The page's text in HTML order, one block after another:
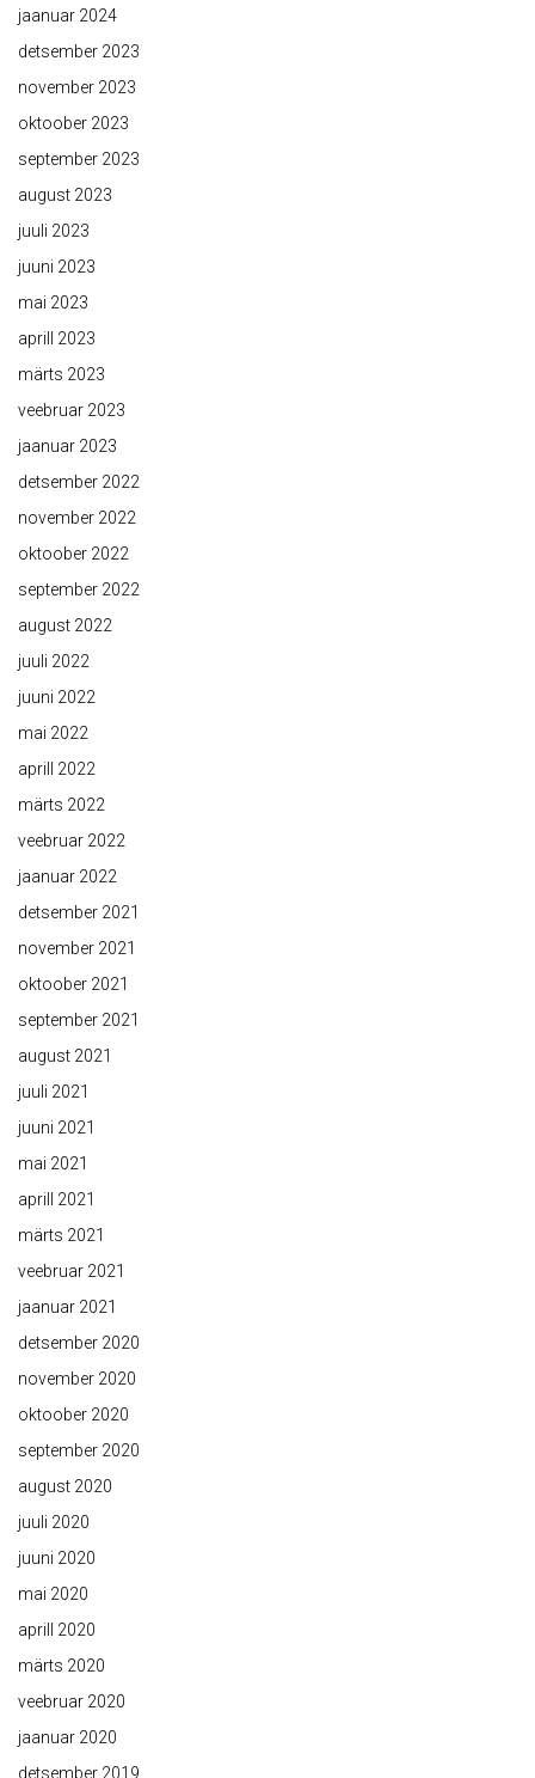
jaanuar 2024
detsember 2023
november 2023
oktoober 2023
september 2023
august 2023
juuli 2023
juuni 2023
mai 2023
aprill 2023
märts 2023
veebruar 2023
jaanuar 2023
detsember 2022
november 2022
oktoober 2022
september 2022
august 2022
juuli 2022
juuni 2022
mai 2022
aprill 2022
märts 2022
veebruar 2022
jaanuar 2022
detsember 2021
november 2021
oktoober 2021
september 2021
august 2021
juuli 2021
juuni 2021
mai 2021
aprill 2021
märts 2021
veebruar 2021
jaanuar 2021
detsember 2020
november 2020
oktoober 2020
september 2020
august 2020
juuli 2020
juuni 2020
mai 2020
aprill 2020
märts 2020
veebruar 2020
jaanuar 2020
detsember 2019